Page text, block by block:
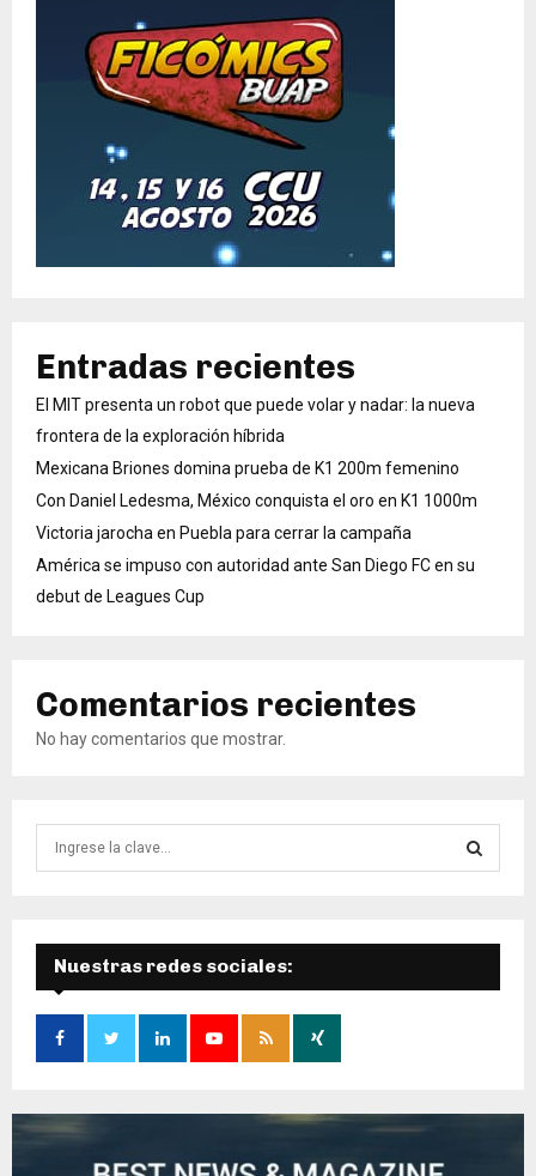
Entradas recientes
El MIT presenta un robot que puede volar y nadar: la nueva
frontera de la exploración híbrida
Mexicana Briones domina prueba de K1 200m femenino
Con Daniel Ledesma, México conquista el oro en K1 1000m
Victoria jarocha en Puebla para cerrar la campaña
América se impuso con autoridad ante San Diego FC en su
debut de Leagues Cup
Comentarios recientes
No hay comentarios que mostrar.
d
a
e
Ú
S
Nuestras redes sociales: